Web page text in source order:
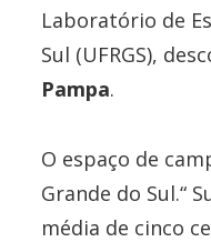
Laboratório de
Sul (UFRGS),
Pampa.
O espaço de
Grande do Sul.“
média de cinco